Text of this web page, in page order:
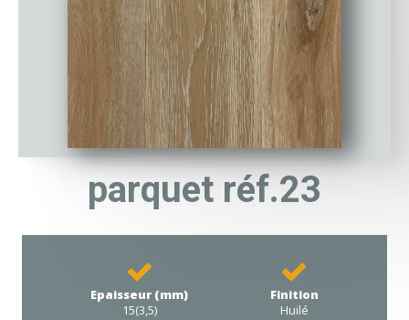
parquet réf.23
Epaisseur (mm)
15(3,5)
Finition
Huilé